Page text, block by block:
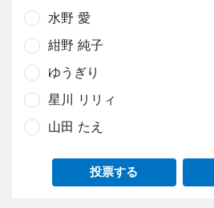
水野 愛
紺野 純子
ゆうぎり
星川 リリィ
山田 たえ
投票する